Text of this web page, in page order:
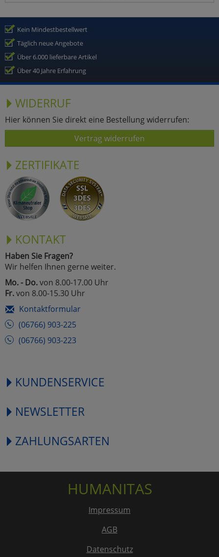
Kein Mindestbestellwert
Täglich neue Angebote
Über 6.000 lieferbare Artikel
Über 40 Jahre Erfahrung
WIDERRUF
Hier können Sie direkt eine Bestellung widerrufen:
Vertrag widerrufen
ZERTIFIKATE
KONTAKT
Haben Sie Fragen?
Wir helfen Ihnen gerne weiter.
Mo. - Do.von 8.00-17.00 Uhr
Fr.von 8.00-15.30 Uhr
Kontaktformular
(06766) 903-225
(06766) 903-223
KUNDENSERVICE
NEWSLETTER
ZAHLUNGSARTEN
HUMANITAS
Impressum
AGB
Datenschutz